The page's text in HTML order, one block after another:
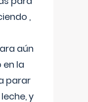
,
aún
la
parar
y